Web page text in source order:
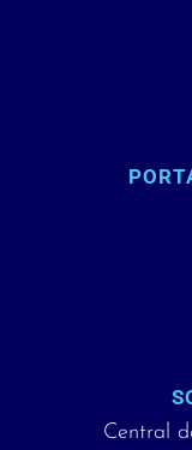
Central